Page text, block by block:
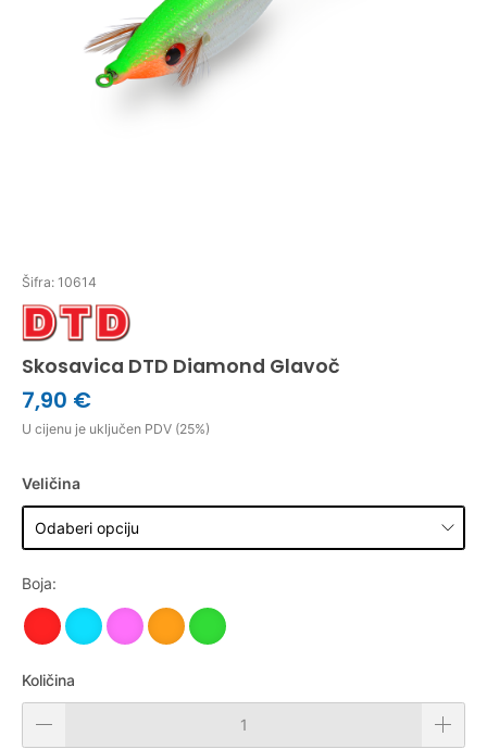
Šifra: 10614
Skosavica DTD Diamond Glavoč
7,90 €
U cijenu je uključen PDV (25%)
Veličina
Boja:
Količina